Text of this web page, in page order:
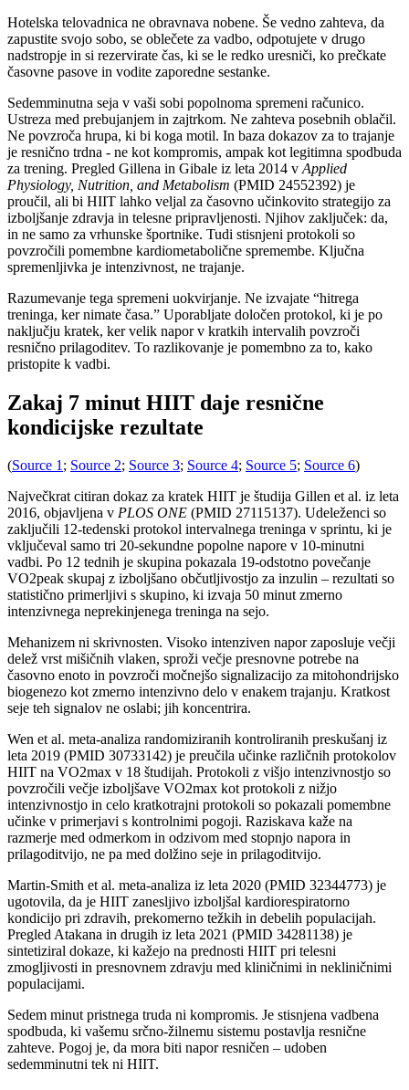
Hotelska telovadnica ne obravnava nobene. Še vedno zahteva, da
zapustite svojo sobo, se oblečete za vadbo, odpotujete v drugo
nadstropje in si rezervirate čas, ki se le redko uresniči, ko prečkate
časovne pasove in vodite zaporedne sestanke.
Sedemminutna seja v vaši sobi popolnoma spremeni računico.
Ustreza med prebujanjem in zajtrkom. Ne zahteva posebnih oblačil.
Ne povzroča hrupa, ki bi koga motil. In baza dokazov za to trajanje
je resnično trdna - ne kot kompromis, ampak kot legitimna spodbuda
za trening. Pregled Gillena in Gibale iz leta 2014 v Applied
Physiology, Nutrition, and Metabolism (PMID 24552392) je
proučil, ali bi HIIT lahko veljal za časovno učinkovito strategijo za
izboljšanje zdravja in telesne pripravljenosti. Njihov zaključek: da,
in ne samo za vrhunske športnike. Tudi stisnjeni protokoli so
povzročili pomembne kardiometabolične spremembe. Ključna
spremenljivka je intenzivnost, ne trajanje.
Razumevanje tega spremeni uokvirjanje. Ne izvajate “hitrega
treninga, ker nimate časa.” Uporabljate določen protokol, ki je po
naključju kratek, ker velik napor v kratkih intervalih povzroči
resnično prilagoditev. To razlikovanje je pomembno za to, kako
pristopite k vadbi.
Zakaj 7 minut HIIT daje resnične
kondicijske rezultate
(Source 1; Source 2; Source 3; Source 4; Source 5; Source 6)
Največkrat citiran dokaz za kratek HIIT je študija Gillen et al. iz leta
2016, objavljena v PLOS ONE (PMID 27115137). Udeleženci so
zaključili 12-tedenski protokol intervalnega treninga v sprintu, ki je
vključeval samo tri 20-sekundne popolne napore v 10-minutni
vadbi. Po 12 tednih je skupina pokazala 19-odstotno povečanje
VO2peak skupaj z izboljšano občutljivostjo za inzulin – rezultati so
statistično primerljivi s skupino, ki izvaja 50 minut zmerno
intenzivnega neprekinjenega treninga na sejo.
Mehanizem ni skrivnosten. Visoko intenziven napor zaposluje večji
delež vrst mišičnih vlaken, sproži večje presnovne potrebe na
časovno enoto in povzroči močnejšo signalizacijo za mitohondrijsko
biogenezo kot zmerno intenzivno delo v enakem trajanju. Kratkost
seje teh signalov ne oslabi; jih koncentrira.
Wen et al. meta-analiza randomiziranih kontroliranih preskušanj iz
leta 2019 (PMID 30733142) je preučila učinke različnih protokolov
HIIT na VO2max v 18 študijah. Protokoli z višjo intenzivnostjo so
povzročili večje izboljšave VO2max kot protokoli z nižjo
intenzivnostjo in celo kratkotrajni protokoli so pokazali pomembne
učinke v primerjavi s kontrolnimi pogoji. Raziskava kaže na
razmerje med odmerkom in odzivom med stopnjo napora in
prilagoditvijo, ne pa med dolžino seje in prilagoditvijo.
Martin-Smith et al. meta-analiza iz leta 2020 (PMID 32344773) je
ugotovila, da je HIIT zanesljivo izboljšal kardiorespiratorno
kondicijo pri zdravih, prekomerno težkih in debelih populacijah.
Pregled Atakana in drugih iz leta 2021 (PMID 34281138) je
sintetiziral dokaze, ki kažejo na prednosti HIIT pri telesni
zmogljivosti in presnovnem zdravju med kliničnimi in nekliničnimi
populacijami.
Sedem minut pristnega truda ni kompromis. Je stisnjena vadbena
spodbuda, ki vašemu srčno-žilnemu sistemu postavlja resnične
zahteve. Pogoj je, da mora biti napor resničen – udoben
sedemminutni tek ni HIIT.